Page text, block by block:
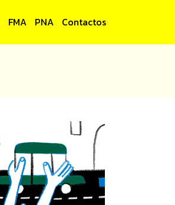
FMA PNA Contactos